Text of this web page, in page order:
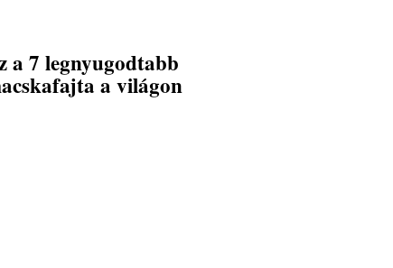
a 7 legnyugodtabb
a világon